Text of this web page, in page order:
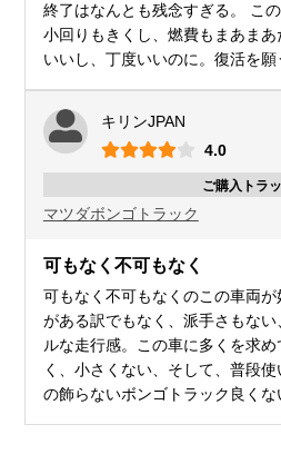
終了はなんとも残念すぎる。 こ
小回りもきくし、燃費もまあま
いいし、丁度いいのに。復活を願
キリンJPAN
4.0
ご購入トラ
マツダボンゴトラック
可もなく不可もなく
可もなく不可もなくのこの車両
がある訳でもなく、派手さもな
ルな走行感。この車に多くを求
く、小さくない、そして、普段
の飾らないボンゴトラック良くな